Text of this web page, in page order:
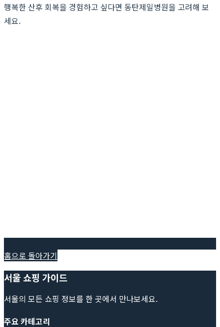
행복한 산후 회복을 경험하고 싶다면 동탄제일병원을 고려해 보
세요.
홈으로 돌아가기
서울 쇼핑 가이드
서울의 모든 쇼핑 정보를 한 곳에서 만나보세요.
주요 카테고리